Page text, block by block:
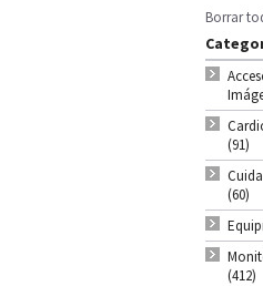
Borrar
(91)
(60)
(412)